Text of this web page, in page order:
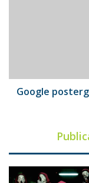
Chrome
Google